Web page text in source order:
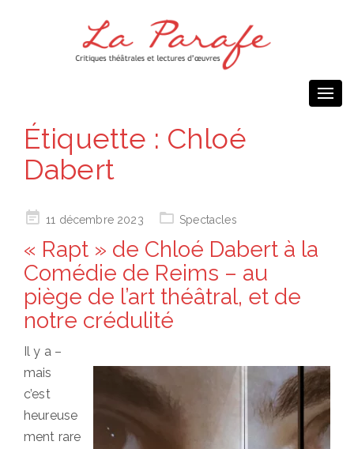
Étiquette : Chloé
Dabert
Posted11 décembre 2023 Spectacles
« Rapt » de Chloé Dabert à la
Comédie de Reims – au
piège de l’art théâtral, et de
notre crédulité
Il y a –
mais
c’est
heureuse
ment rare